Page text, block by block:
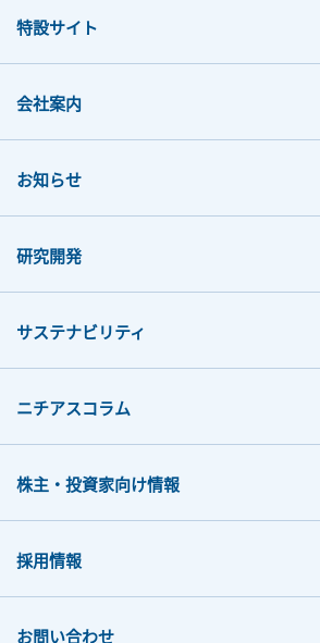
特設サイト
会社案内
お知らせ
研究開発
サステナビリティ
ニチアスコラム
株主・投資家向け情報
採用情報
お問い合わせ